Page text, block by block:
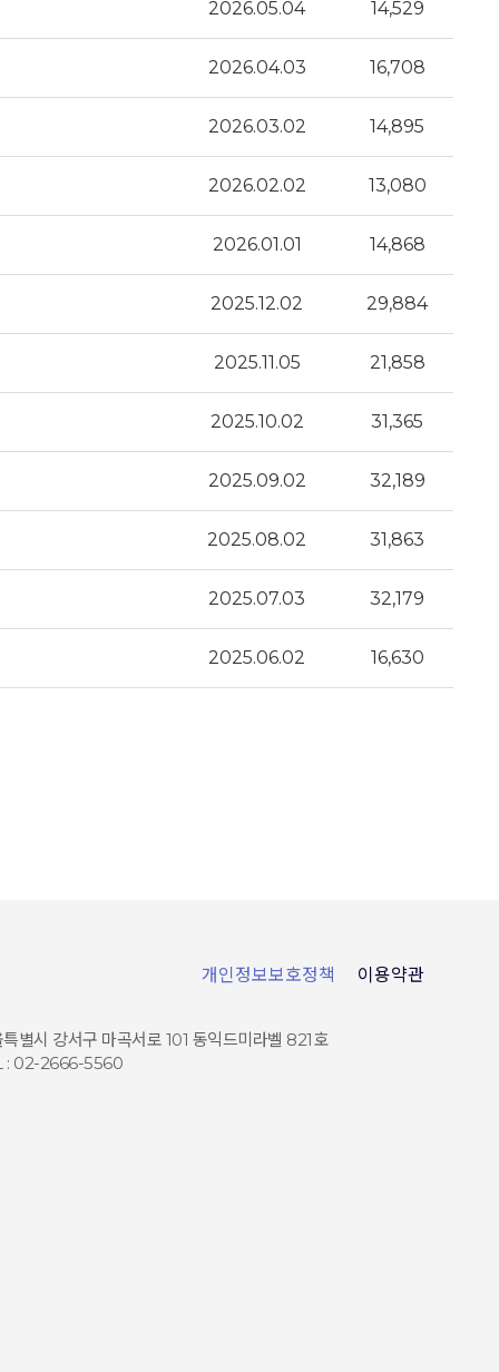
2026.05.04 14,529
2026.04.03 16,708
2026.03.02 14,895
2026.02.02 13,080
2026.01.01 14,868
2025.12.02 29,884
2025.11.05 21,858
2025.10.02 31,365
2025.09.02 32,189
2025.08.02 31,863
2025.07.03 32,179
2025.06.02 16,630
개인정보보호정책 이용약관
별시 강서구 마곡서로 101 동익드미라벨 821호
: 02-2666-5560